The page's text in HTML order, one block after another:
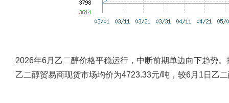
2026年6月乙二醇价格平稳运行，中断前期单边向下趋势
乙二醇贸易商现货市场均价为4723.33元/吨，较6月1日乙